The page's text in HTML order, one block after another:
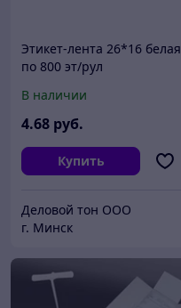
Этикет-лента 26*16 белая
по 800 эт/рул
В наличии
4.68 руб.
Купить
Деловой тон ООО
г. Минск